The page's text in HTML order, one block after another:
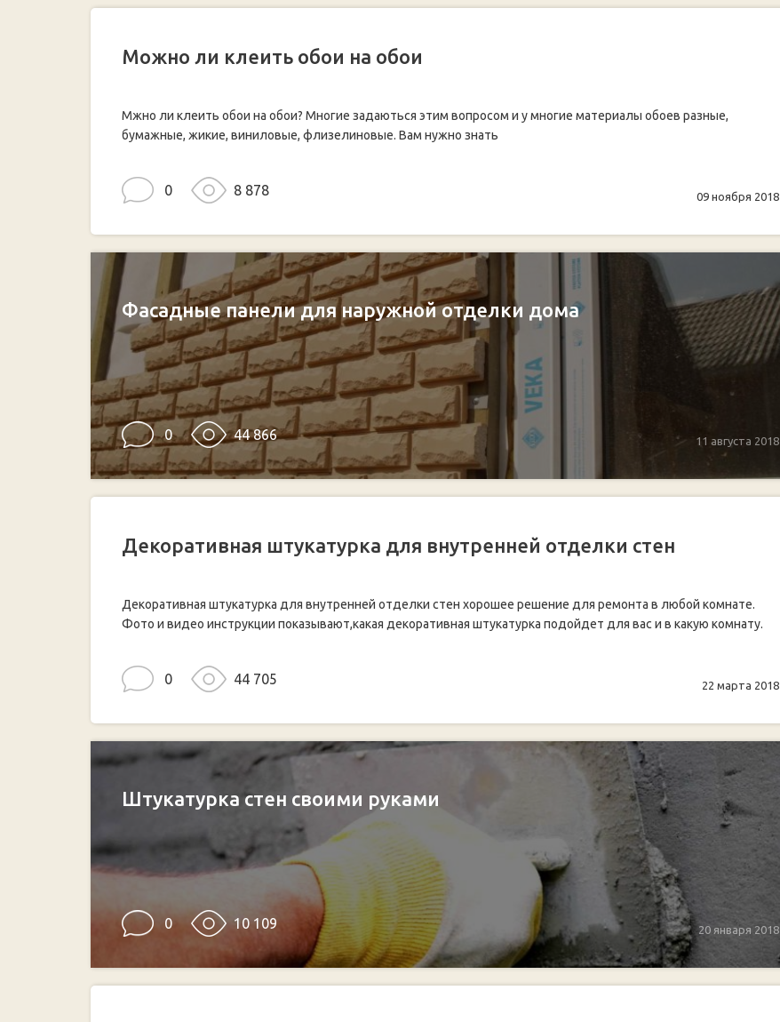
Можно ли клеить обои на обои
Мжно ли клеить обои на обои? Многие задаються этим вопросом и у многие материалы обоев разные,
бумажные, жикие, виниловые, флизелиновые. Вам нужно знать
0 8 878 09 ноября 2018
Фасадные панели для наружной отделки дома
0 44 866 11 августа 2018
Декоративная штукатурка для внутренней отделки стен
Декоративная штукатурка для внутренней отделки стен хорошее решение для ремонта в любой комнате.
Фото и видео инструкции показывают,какая декоративная штукатурка подойдет для вас и в какую комнату.
0 44 705 22 марта 2018
Штукатурка стен своими руками
0 10 109 20 января 2018